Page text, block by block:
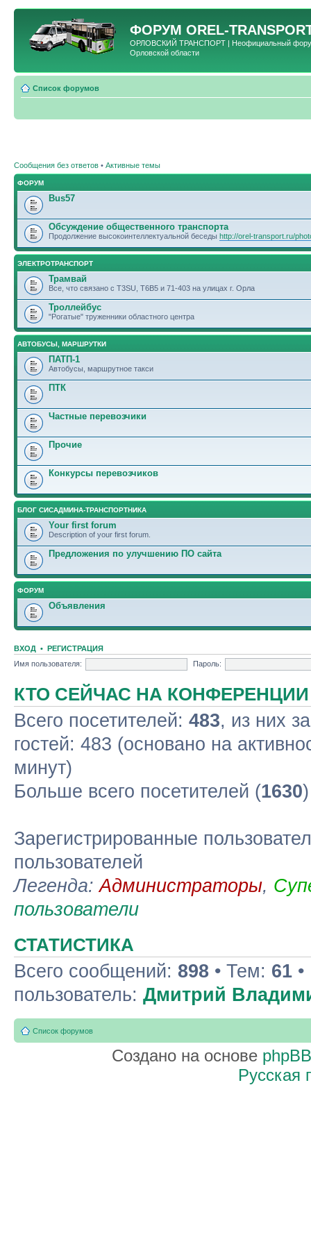
ФОРУМ OREL-
ОРЛОВСКИЙ ТРАНСПОРТ | Неофициальный форум
Орловской области
Список форумов
Сообщения без ответов • Активные темы
ФОРУМ
Bus57
Обсуждение общественного транспорта
Продолжение высокоинтеллектуальной беседы http://orel-transport.ru/
ЭЛЕКТРОТРАНСПОРТ
Трамвай
Все, что связано с T3SU, T6B5 и 71-403 на улицах г. Орла
Троллейбус
"Рогатые" труженники областного центра
АВТОБУСЫ, МАРШРУТКИ
ПАТП-1
Автобусы, маршрутное такси
ПТК
Частные перевозчики
Прочие
Конкурсы перевозчиков
БЛОГ СИСАДМИНА-ТРАНСПОРТНИКА
Your first forum
Description of your first forum.
Предложения по улучшению ПО сайта
ФОРУМ
Объявления
ВХОД • РЕГИСТРАЦИЯ
Имя пользователя:
Пароль:
КТО СЕЙЧАС НА КОНФЕРЕНЦИИ
Всего посетителей: 483, из них
гостей: 483 (основано на
минут)
Больше всего посетителей (1630
Зарегистрированные
пользователей
Легенда:Администраторы,
пользователи
СТАТИСТИКА
Всего сообщений: 898 • Тем: 61
пользователь: Дмитрий
Список форумов
Создано на основе phpBB
Русская